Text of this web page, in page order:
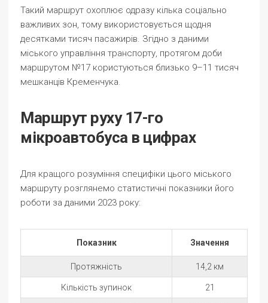
Такий маршрут охоплює одразу кілька соціально
важливих зон, тому використовується щодня
десятками тисяч пасажирів. Згідно з даними
міського управління транспорту, протягом доби
маршрутом №17 користуються близько 9–11 тисяч
мешканців Кременчука.
Маршрут руху 17-го
мікроавтобуса в цифрах
Для кращого розуміння специфіки цього міського
маршруту розглянемо статистичні показники його
роботи за даними 2023 року:
Показник Значення
Протяжність 14,2 км
Кількість зупинок 21